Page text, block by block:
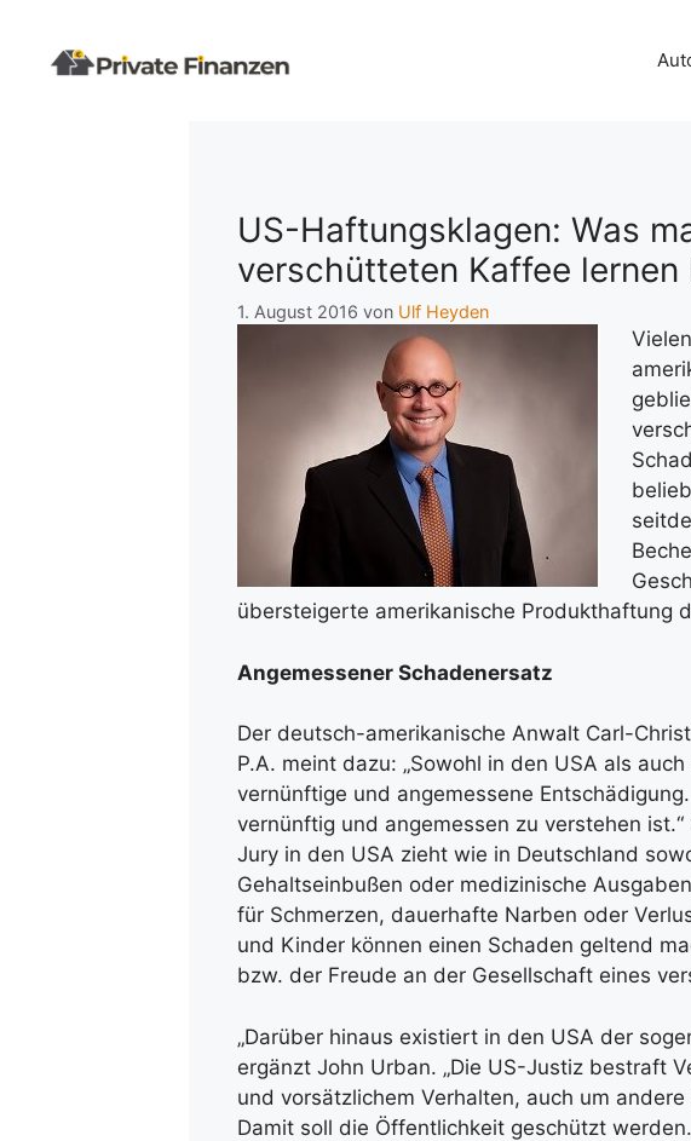
springen
US-Haftungsklagen: Was
verschütteten Kaffee lernen
1. August 2016 von Ulf Heyden
übersteigerte amerikanische Produkthaftung
Angemessener Schadenersatz
Der deutsch-amerikanische Anwalt Carl-
P.A. meint dazu: „Sowohl in den USA als
vernünftige und angemessene
vernünftig und angemessen zu verstehen
Jury in den USA zieht wie in Deutschland
Gehaltseinbußen oder medizinische
für Schmerzen, dauerhafte Narben oder
und Kinder können einen Schaden geltend
bzw. der Freude an der Gesellschaft eines
„Darüber hinaus existiert in den USA der
ergänzt John Urban. „Die US-Justiz bestraft
und vorsätzlichem Verhalten, auch um
Damit soll die Öffentlichkeit geschützt